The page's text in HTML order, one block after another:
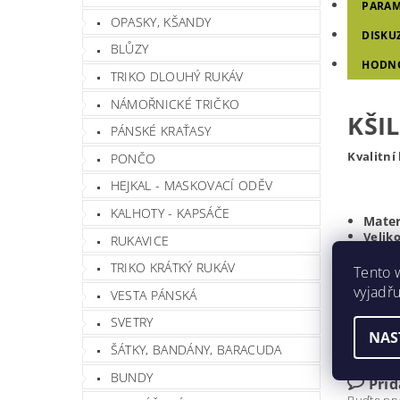
OPASKY, KŠANDY
BLŮZY
TRIKO DLOUHÝ RUKÁV
NÁMOŘNICKÉ TRIČKO
PÁNSKÉ KRAŤASY
PONČO
HEJKAL - MASKOVACÍ ODĚV
KALHOTY - KAPSÁČE
RUKAVICE
TRIKO KRÁTKÝ RUKÁV
VESTA PÁNSKÁ
SVETRY
ŠÁTKY, BANDÁNY, BARACUDA
BUNDY
Kvalitní
Barva
Tento